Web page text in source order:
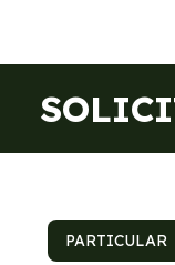
PARTICULAR